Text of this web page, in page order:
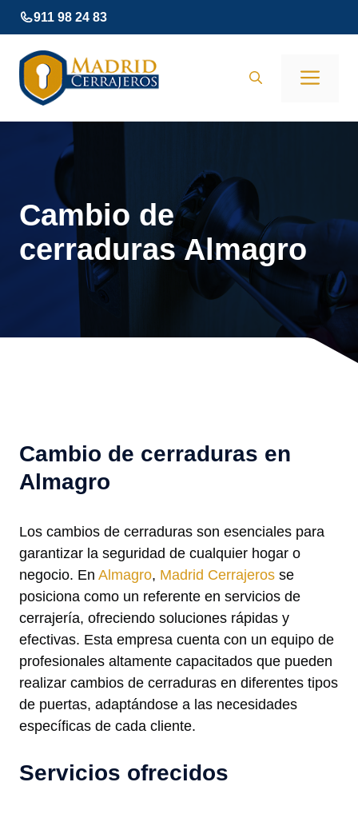
Saltar
al
contenido
911 98 24 83
Cambio de
cerraduras Almagro
Cambio de cerraduras en
Almagro
Los cambios de cerraduras son esenciales para
garantizar la seguridad de cualquier hogar o
negocio. En Almagro, Madrid Cerrajeros se
posiciona como un referente en servicios de
cerrajería, ofreciendo soluciones rápidas y
efectivas. Esta empresa cuenta con un equipo de
profesionales altamente capacitados que pueden
realizar cambios de cerraduras en diferentes tipos
de puertas, adaptándose a las necesidades
específicas de cada cliente.
Servicios ofrecidos